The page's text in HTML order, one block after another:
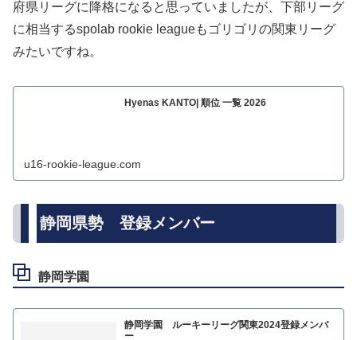
府県リーグに降格になると思っていましたが、下部リーグ
に相当するspolab rookie leagueもゴリゴリの関東リーグ
みたいですね。
Hyenas KANTO| 順位 一覧 2026
u16-rookie-league.com
静岡県勢 登録メンバー
静岡学園
静岡学園 ルーキーリーグ関東2024登録メンバ
ー